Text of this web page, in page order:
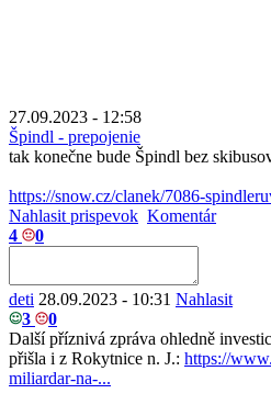
27.09.2023 - 12:58
Špindl - prepojenie
tak konečne bude Špindl bez
https://snow.cz/clanek/7086-
Nahlasit prispevok Komentár
4
0
deti 28.09.2023 - 10:31 Nahlasit
3
0
Další příznivá zpráva ohledně
přišla i z Rokytnice n. J.: https://
miliardar-na-...